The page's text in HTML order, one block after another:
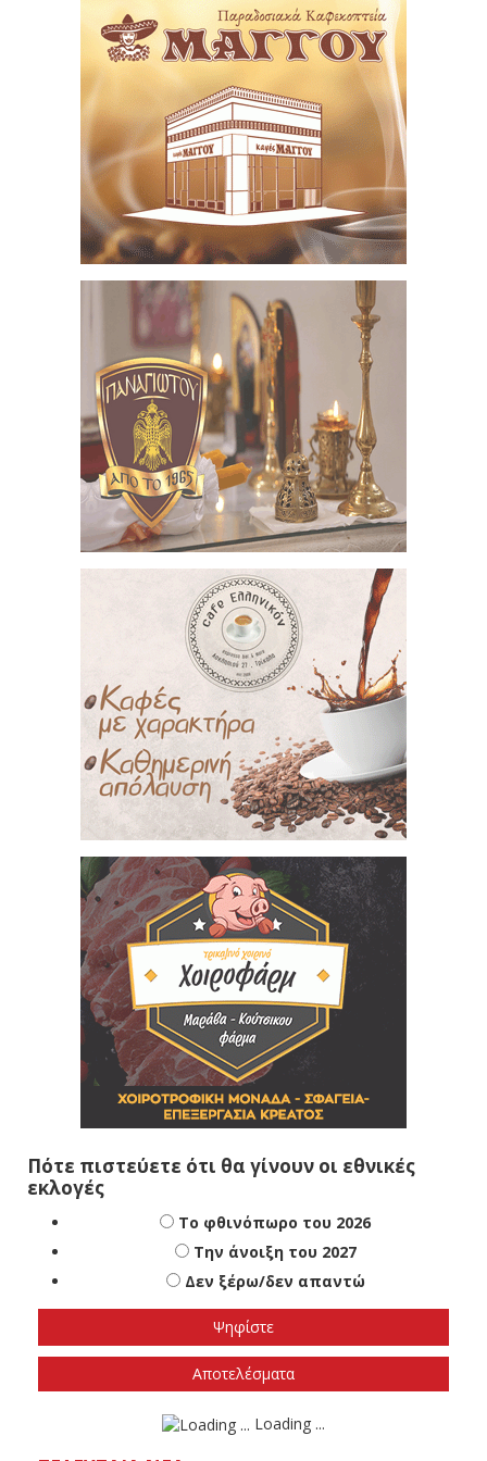
Πότε πιστεύετε ότι θα γίνουν οι εθνικές
εκλογές
Το φθινόπωρο του 2026
Την άνοιξη του 2027
Δεν ξέρω/δεν απαντώ